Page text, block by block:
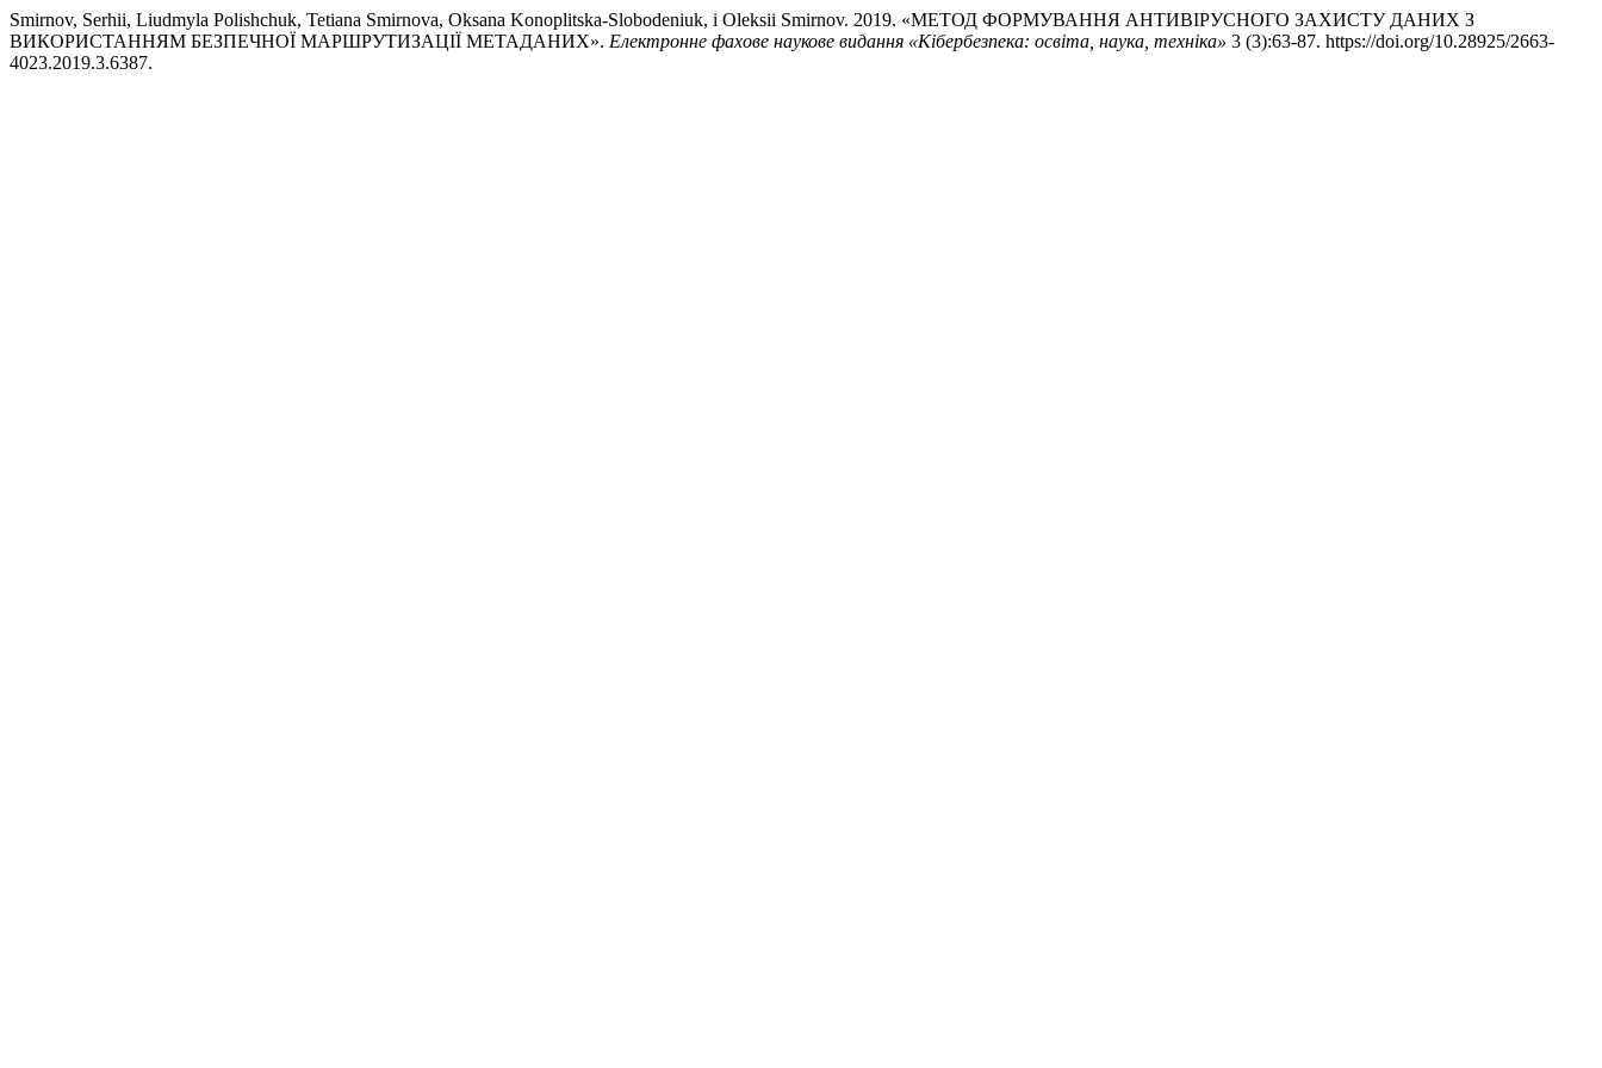
Smirnov, Serhii, Liudmyla Polishchuk, Tetiana Smirnova, Oksana Konoplitska-Slobodeniuk, і Oleksii Smirnov. 2019. «МЕТОД ФОРМУВАННЯ АНТИВІРУСНОГО ЗАХИСТУ ДАНИХ З
ВИКОРИСТАННЯМ БЕЗПЕЧНОЇ МАРШРУТИЗАЦІЇ МЕТАДАНИХ». Електронне фахове наукове видання «Кібербезпека: освіта, наука, техніка» 3 (3):63-87. https://doi.org/10.28925/2663-
4023.2019.3.6387.